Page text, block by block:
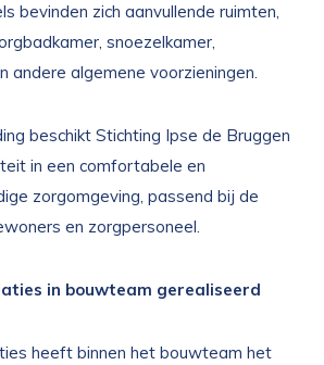
bevinden zich aanvullende ruimten,
snoezelkamer,
andere algemene voorzieningen.
beschikt Stichting Ipse de Bruggen
in een comfortabele en
zorgomgeving, passend bij de
en zorgpersoneel.
in bouwteam gerealiseerd
heeft binnen het bouwteam het